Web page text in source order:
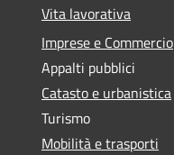
Vita lavorativa
Imprese e Commercio
Appalti pubblici
Catasto e urbanistica
Turismo
Mobilità e trasporti